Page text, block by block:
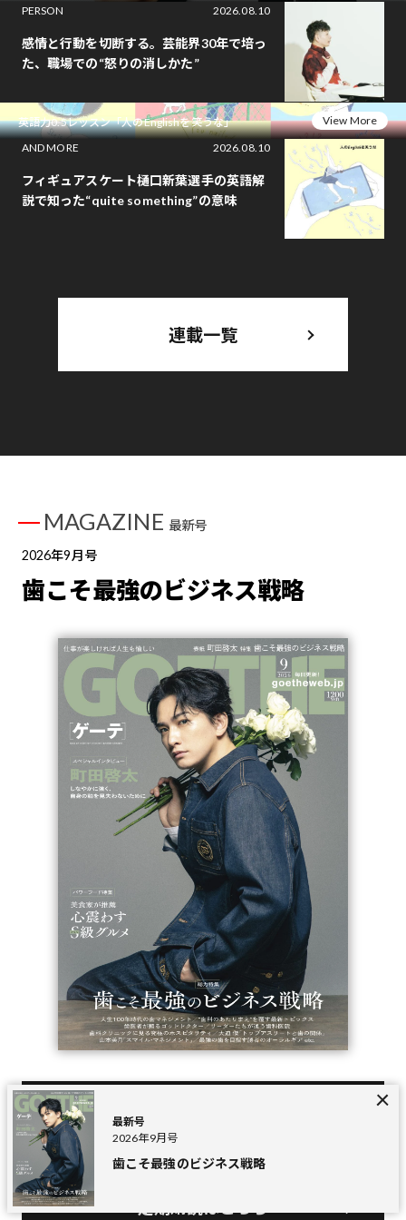
PERSON
2026.08.10
感情と行動を切断する。芸能界30年で培っ
た、職場での“怒りの消しかた”
英語力0.5レッスン「人のEnglishを笑うな」
View More
AND MORE
2026.08.10
フィギュアスケート樋口新葉選手の英語解
説で知った“quite something”の意味
連載一覧
MAGAZINE 最新号
2026年9月号
歯こそ最強のビジネス戦略
最新号
2026年9月号
歯こそ最強のビジネス戦略